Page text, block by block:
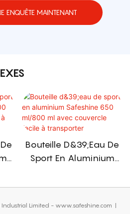
ENQUÊTE MAINTENANT
À
Bouteille D&39;eau De
Sport En Aluminium
Ml Avec Couvercle
Limited - www.safeshine.com |